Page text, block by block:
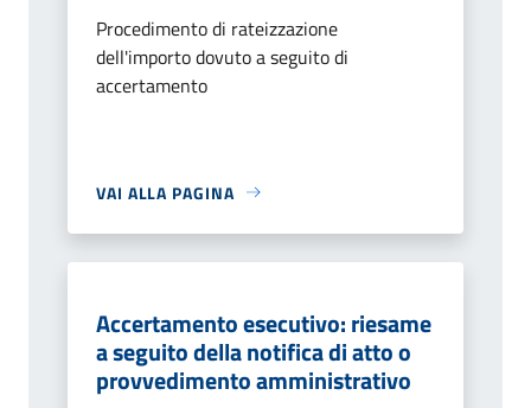
Procedimento di rateizzazione
dell'importo dovuto a seguito di
accertamento
VAI ALLA PAGINA
Accertamento esecutivo: riesame
a seguito della notifica di atto o
provvedimento amministrativo